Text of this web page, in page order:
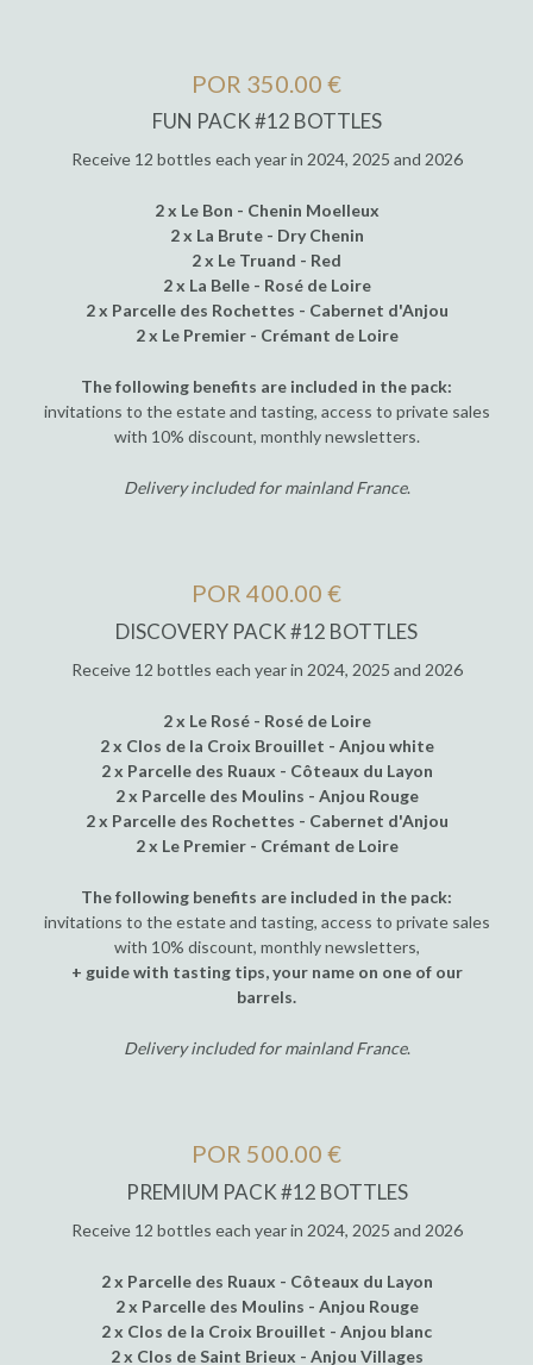
POR 350.00 €
FUN PACK #12 BOTTLES
Receive 12 bottles each year in 2024, 2025 and 2026
2 x Le Bon - Chenin Moelleux
2 x La Brute - Dry Chenin
2 x Le Truand - Red
2 x La Belle - Rosé de Loire
2 x Parcelle des Rochettes - Cabernet d'Anjou
2 x Le Premier - Crémant de Loire
The following benefits are included in the pack:
invitations to the estate and tasting, access to private sales
with 10% discount, monthly newsletters.
Delivery included for mainland France.
POR 400.00 €
DISCOVERY PACK #12 BOTTLES
Receive 12 bottles each year in 2024, 2025 and 2026
2 x Le Rosé - Rosé de Loire
2 x Clos de la Croix Brouillet - Anjou white
2 x Parcelle des Ruaux - Côteaux du Layon
2 x Parcelle des Moulins - Anjou Rouge
2 x Parcelle des Rochettes - Cabernet d'Anjou
2 x Le Premier - Crémant de Loire
The following benefits are included in the pack:
invitations to the estate and tasting, access to private sales
with 10% discount, monthly newsletters,
+ guide with tasting tips, your name on one of our
barrels.
Delivery included for mainland France.
POR 500.00 €
PREMIUM PACK #12 BOTTLES
Receive 12 bottles each year in 2024, 2025 and 2026
2 x Parcelle des Ruaux - Côteaux du Layon
2 x Parcelle des Moulins - Anjou Rouge
2 x Clos de la Croix Brouillet - Anjou blanc
2 x Clos de Saint Brieux - Anjou Villages